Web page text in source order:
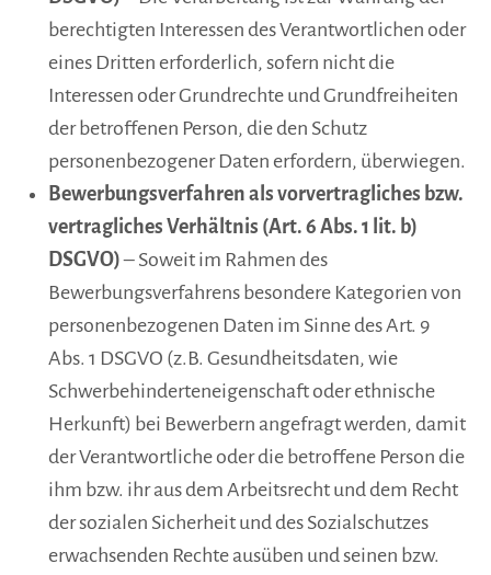
berechtigten Interessen des Verantwortlichen oder
eines Dritten erforderlich, sofern nicht die
Interessen oder Grundrechte und Grundfreiheiten
der betroffenen Person, die den Schutz
personenbezogener Daten erfordern, überwiegen.
Bewerbungsverfahren als vorvertragliches bzw.
vertragliches Verhältnis (Art. 6 Abs. 1 lit. b)
DSGVO)– Soweit im Rahmen des
Bewerbungsverfahrens besondere Kategorien von
personenbezogenen Daten im Sinne des Art. 9
Abs. 1 DSGVO (z.B. Gesundheitsdaten, wie
Schwerbehinderteneigenschaft oder ethnische
Herkunft) bei Bewerbern angefragt werden, damit
der Verantwortliche oder die betroffene Person die
ihm bzw. ihr aus dem Arbeitsrecht und dem Recht
der sozialen Sicherheit und des Sozialschutzes
erwachsenden Rechte ausüben und seinen bzw.